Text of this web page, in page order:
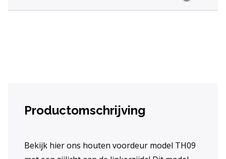
Productomschrijving
Bekijk hier ons houten voordeur model TH09